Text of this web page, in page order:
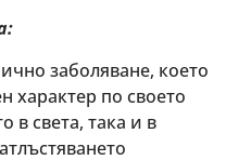
заболяване, което
характер по своето
в света, така и в